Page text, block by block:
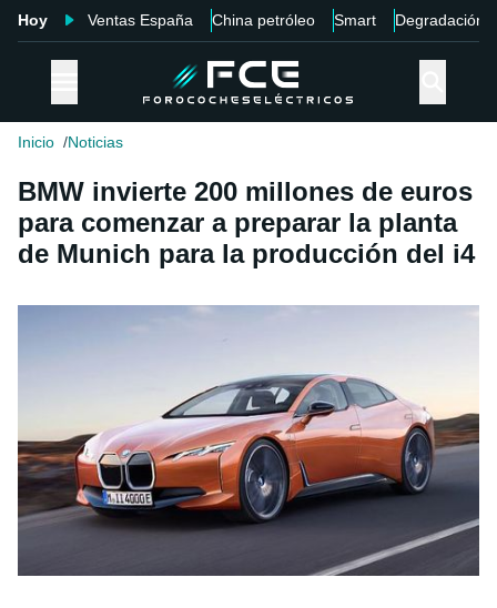
Hoy Ventas España China petróleo Smart Degradación
Inicio Noticias
BMW invierte 200 millones de euros
para comenzar a preparar la planta
de Munich para la producción del i4